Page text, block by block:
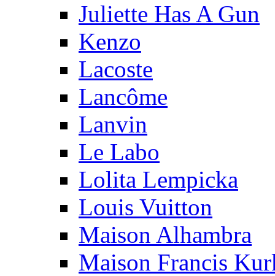
Juliette Has A Gun
Kenzo
Lacoste
Lancôme
Lanvin
Le Labo
Lolita Lempicka
Louis Vuitton
Maison Alhambra
Maison Francis